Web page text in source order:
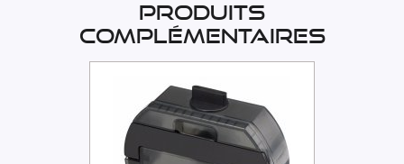
Produits
complémentaires